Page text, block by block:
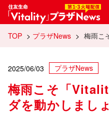
TOP > プラザNews > 梅雨こそ
2025/06/03 プラザNews
梅雨こそ「
ダを動かしまし